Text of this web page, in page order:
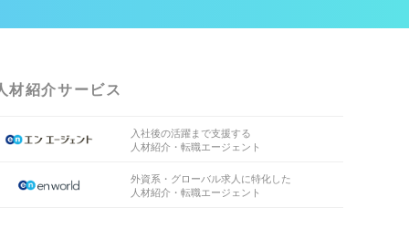
材紹介サービス
入社後の活躍まで支援する
人材紹介・転職エージェント
外資系・グローバル求人に特化した
人材紹介・転職エージェント